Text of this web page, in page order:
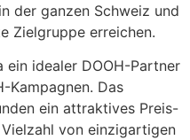
der ganzen Schweiz und
Zielgruppe erreichen.
ein idealer DOOH-Partner
Kampagnen. Das
ein attraktives Preis-
von einzigartigen